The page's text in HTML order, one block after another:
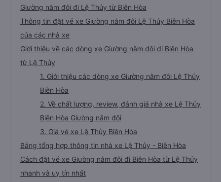
Giường nằm đôi đi Lệ Thủy từ Biên Hòa
Thông tin đặt vé xe Giường nằm đôi Lệ Thủy Biên Hòa
của các nhà xe
Giới thiệu về các dòng xe Giường nằm đôi đi Biên Hòa
từ Lệ Thủy
1. Giới thiệu các dòng xe Giường nằm đôi Lệ Thủy
Biên Hòa
2. Về chất lượng, review, đánh giá nhà xe Lệ Thủy
Biên Hòa Giường nằm đôi
3. Giá vé xe Lệ Thủy Biên Hòa
Bảng tổng hợp thông tin nhà xe Lệ Thủy - Biên Hòa
Cách đặt vé xe Giường nằm đôi đi Biên Hòa từ Lệ Thủy
nhanh và uy tín nhất